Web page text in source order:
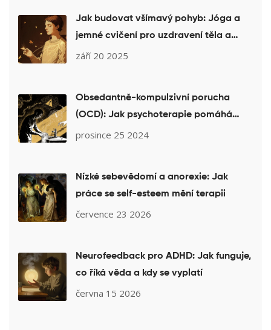
Jak budovat všímavý pohyb: Jóga a
jemné cvičení pro uzdravení těla a
mysli
září 20 2025
Obsedantně-kompulzivní porucha
(OCD): Jak psychoterapie pomáhá
překonat nutkavé myšlenky
prosince 25 2024
Nízké sebevědomí a anorexie: Jak
práce se self-esteem mění terapii
července 23 2026
Neurofeedback pro ADHD: Jak funguje,
co říká věda a kdy se vyplatí
června 15 2026